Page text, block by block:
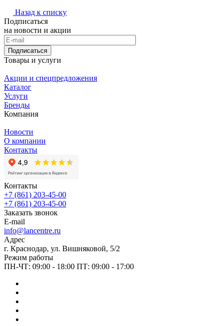
Назад к списку
Подписаться
на новости и акции
Подписаться
Товары и услуги
Акции и спецпредложения
Каталог
Услуги
Бренды
Компания
Новости
О компании
Контакты
Контакты
+7 (861) 203-45-00
+7 (861) 203-45-00
Заказать звонок
E-mail
info@lancentre.ru
Адрес
г. Краснодар, ул. Вишняковой, 5/2
Режим работы
ПН-ЧТ: 09:00 - 18:00 ПТ: 09:00 - 17:00